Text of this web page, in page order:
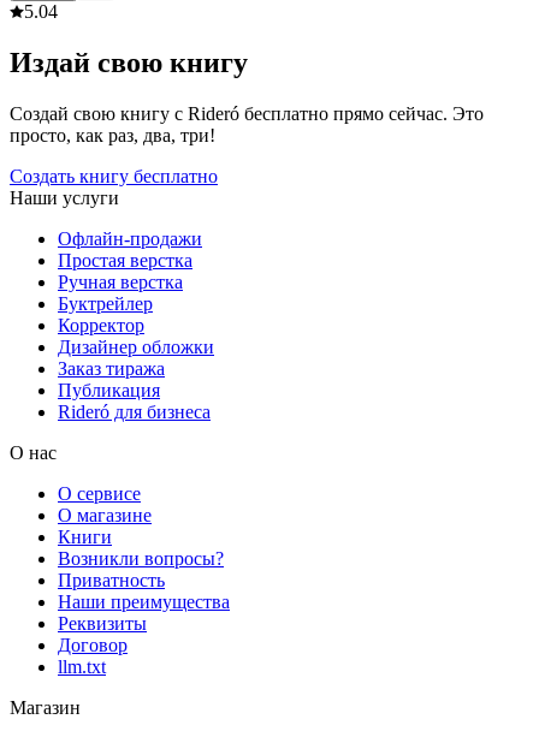
5.04
Издай свою книгу
Создай свою книгу с Rideró бесплатно прямо сейчас. Это
просто, как раз, два, три!
Создать книгу бесплатно
Наши услуги
Офлайн-продажи
Простая верстка
Ручная верстка
Буктрейлер
Корректор
Дизайнер обложки
Заказ тиража
Публикация
Rideró для бизнеса
О нас
О сервисе
О магазине
Книги
Возникли вопросы?
Приватность
Наши преимущества
Реквизиты
Договор
llm.txt
Магазин